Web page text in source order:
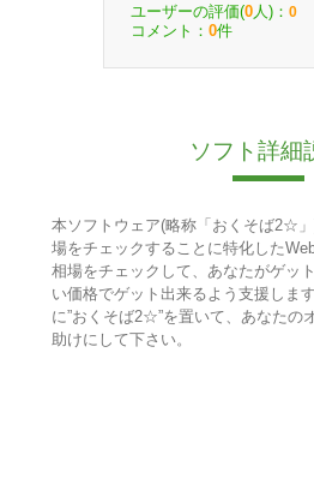
ユーザーの評価(0 人)： 0
コメント： 0件
ソフト詳細
本ソフトウェア(略称「おくそば2☆
場をチェックすることに特化した
相場をチェックして、あなたがゲッ
い価格でゲット出来るよう支援しま
に”おくそば2☆”を置いて、あなたの
助けにして下さい。